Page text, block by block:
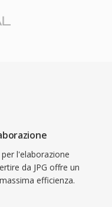
l'elaborazione
da JPG offre un
efficienza.